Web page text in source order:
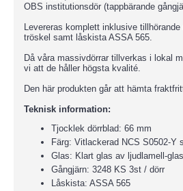
OBS institutionsdör (tappbärande
Levereras komplett inklusive
tröskel samt låskista ASSA 565.
Då våra massivdörrar tillverkas i lokal
vi att de håller högsta kvalité.
Den här produkten går att hämta
Teknisk information:
Tjocklek dörrblad: 66 mm
Färg: Vitlackerad NCS S0502-Y
Glas: Klart glas av ljudlamell-glas
Gångjärn: 3248 KS 3st / dörr
Låskista: ASSA 565